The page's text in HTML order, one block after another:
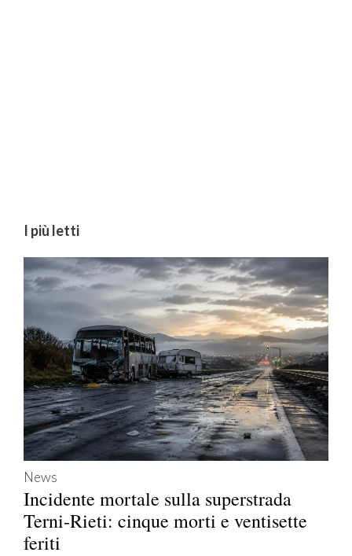
I più letti
News
Incidente mortale sulla superstrada
Terni-Rieti: cinque morti e ventisette
feriti